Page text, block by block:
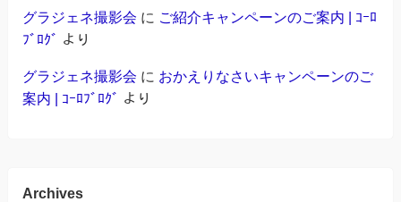
グラジェネ撮影会 に ご紹介キャンペーンのご案内 | ｺｰﾛ
ﾌﾞﾛｸﾞ より
グラジェネ撮影会 に おかえりなさいキャンペーンのご
案内 | ｺｰﾛﾌﾞﾛｸﾞ より
Archives